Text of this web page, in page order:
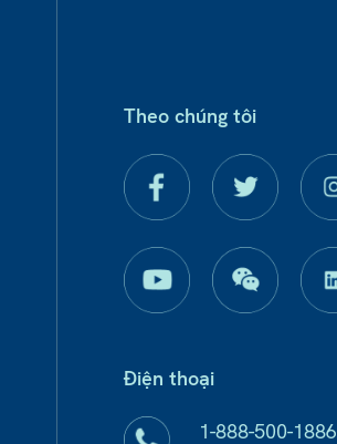
Theo chúng tôi
Điện thoại
1-888-500-1886